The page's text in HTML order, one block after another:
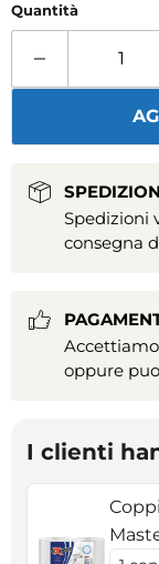
Quantità
Spedizioni
consegna
oppure
I clienti